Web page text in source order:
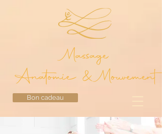
Massage
Anatomie & Mouvement
Bon cadeau